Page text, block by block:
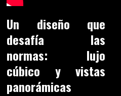
Un diseño que
desafía las
normas: lujo
cúbico y vistas
panorámicas